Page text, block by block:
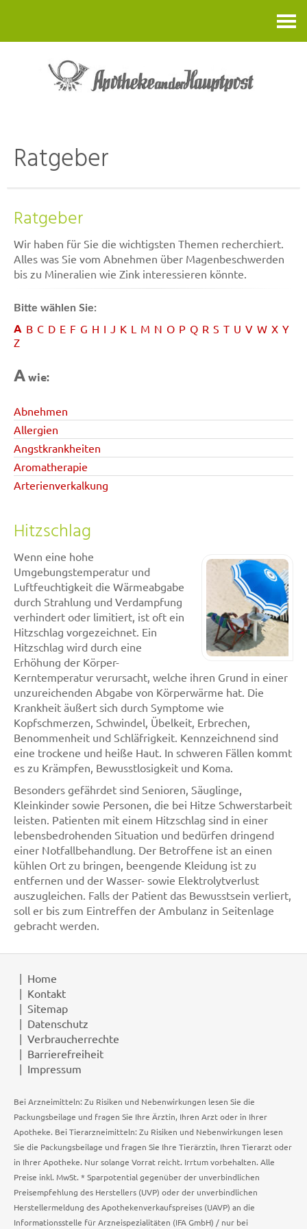
Ratgeber
Ratgeber
Wir haben für Sie die wichtigsten Themen recherchiert.
Alles was Sie vom Abnehmen über Magenbeschwerden
bis zu Mineralien wie Zink interessieren könnte.
Bitte wählen Sie:
A B C D E F G H I J K L M N O P Q R S T U V W X Y
Z
Awie:
Abnehmen
Allergien
Angstkrankheiten
Aromatherapie
Arterienverkalkung
Hitzschlag
Wenn eine hohe
Umgebungstemperatur und
Luftfeuchtigkeit die Wärmeabgabe
durch Strahlung und Verdampfung
verhindert oder limitiert, ist oft ein
Hitzschlag vorgezeichnet. Ein
Hitzschlag wird durch eine
Erhöhung der Körper-
Kerntemperatur verursacht, welche ihren Grund in einer
unzureichenden Abgabe von Körperwärme hat. Die
Krankheit äußert sich durch Symptome wie
Kopfschmerzen, Schwindel, Übelkeit, Erbrechen,
Benommenheit und Schläfrigkeit. Kennzeichnend sind
eine trockene und heiße Haut. In schweren Fällen kommt
es zu Krämpfen, Bewusstlosigkeit und Koma.
Besonders gefährdet sind Senioren, Säuglinge,
Kleinkinder sowie Personen, die bei Hitze Schwerstarbeit
leisten. Patienten mit einem Hitzschlag sind in einer
lebensbedrohenden Situation und bedürfen dringend
einer Notfallbehandlung. Der Betroffene ist an einen
kühlen Ort zu bringen, beengende Kleidung ist zu
entfernen und der Wasser- sowie Elektrolytverlust
auszugleichen. Falls der Patient das Bewusstsein verliert,
soll er bis zum Eintreffen der Ambulanz in Seitenlage
gebracht werden.
Home
Kontakt
Sitemap
Datenschutz
Verbraucherrechte
Barrierefreiheit
Impressum
Bei Arzneimitteln: Zu Risiken und Nebenwirkungen lesen Sie die
Packungsbeilage und fragen Sie Ihre Ärztin, Ihren Arzt oder in Ihrer
Apotheke. Bei Tierarzneimitteln: Zu Risiken und Nebenwirkungen lesen
Sie die Packungsbeilage und fragen Sie Ihre Tierärztin, Ihren Tierarzt oder
in Ihrer Apotheke. Nur solange Vorrat reicht. Irrtum vorbehalten. Alle
Preise inkl. MwSt. * Sparpotential gegenüber der unverbindlichen
Preisempfehlung des Herstellers (UVP) oder der unverbindlichen
Herstellermeldung des Apothekenverkaufspreises (UAVP) an die
Informationsstelle für Arzneispezialitäten (IFA GmbH) / nur bei